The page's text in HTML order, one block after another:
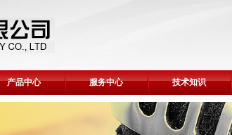
产品中心 服务中心 技术知识